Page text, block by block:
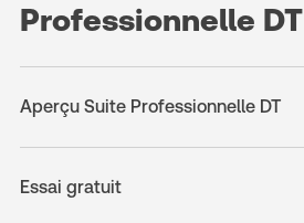
Professionnelle DT
Aperçu Suite Professionnelle DT
Essai gratuit